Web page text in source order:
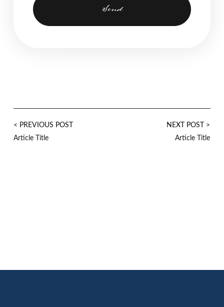
Send
< PREVIOUS POST
Article Title
NEXT POST >
Article Title